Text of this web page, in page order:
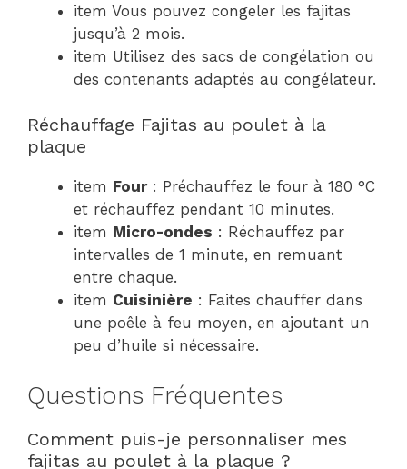
item Vous pouvez congeler les fajitas
jusqu’à 2 mois.
item Utilisez des sacs de congélation ou
des contenants adaptés au congélateur.
Réchauffage Fajitas au poulet à la
plaque
item Four: Préchauffez le four à 180 °C
et réchauffez pendant 10 minutes.
item Micro-ondes : Réchauffez par
intervalles de 1 minute, en remuant
entre chaque.
item Cuisinière : Faites chauffer dans
une poêle à feu moyen, en ajoutant un
peu d’huile si nécessaire.
Questions Fréquentes
Comment puis-je personnaliser mes
fajitas au poulet à la plaque ?